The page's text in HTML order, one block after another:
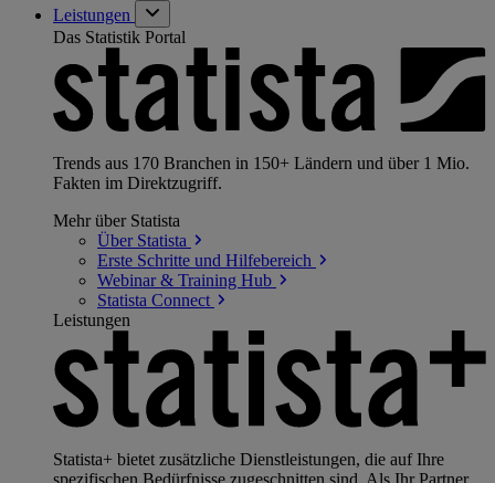
Leistungen
Das Statistik Portal
Trends aus 170 Branchen in 150+ Ländern und über 1 Mio.
Fakten im Direktzugriff.
Mehr über Statista
Über Statista
Erste Schritte und Hilfebereich
Webinar & Training Hub
Statista Connect
Leistungen
Statista+ bietet zusätzliche Dienstleistungen, die auf Ihre
spezifischen Bedürfnisse zugeschnitten sind. Als Ihr Partner